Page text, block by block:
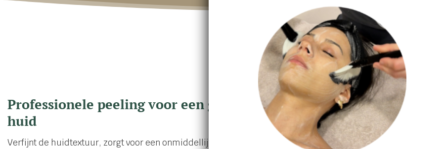
Professionele peeling voor een gladde stralende
huid
Verfijnt de huidtextuur, zorgt voor een onmiddellijke glans, maakt de huid glad